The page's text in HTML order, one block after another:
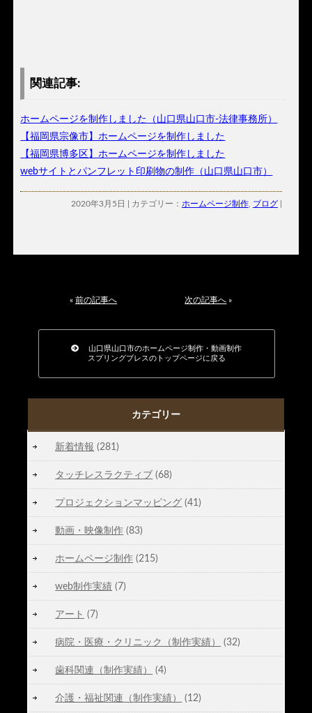
関連記事:
ホームページを制作しました（山口県山口市-法律事務所）
【福岡県宗像市】ホームページを制作しました
【福岡県博多区】ホームページを制作しました
webサイトとパンフレット印刷物の制作（山口県山口市）
2020年3月5日 | カテゴリー： ホームページ制作, ブログ
«前の記事へ 次の記事へ »
山口県山口市のホームページ制作・動画制作
スプリングブレスのトップページに戻る
カテゴリー
新着情報 (281)
タッチレスラクティブ (68)
プロジェクションマッピング (41)
動画・映像制作 (83)
ホームページ制作 (215)
web制作実績 (7)
アート (7)
病院・医療・クリニック（制作実績） (32)
歯科関連（制作実績） (4)
介護・福祉関連（制作実績） (12)